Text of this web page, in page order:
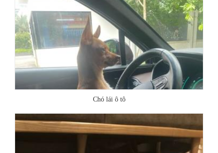
Chó lái ô tô